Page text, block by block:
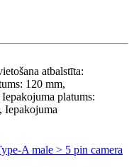
atbalstīta:
120 mm,
platums:
Iepakojuma